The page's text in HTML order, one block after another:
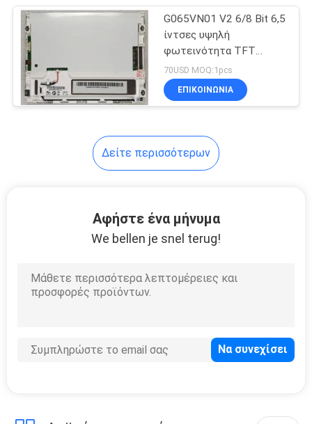
Βιομηχανική
επίδειξη TFT
Επιδείξεις Hitachi
LCD
G065VN01 V2 6/8 Bit 6,5
ίντσες υψηλή
φωτεινότητα TFT
οθόνη 80/80/70/70
70USD MOQ:1pcs
ΕΠΙΚΟΙΝΩΝΙΑ
Δείτε περισσότερων
Αφήστε ένα μήνυμα
We bellen je snel terug!